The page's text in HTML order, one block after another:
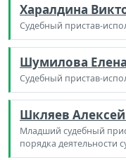
Харалдина
Судебный пристав-
Шумилова
Судебный пристав-
Шкляев
Младший судебный
порядка деятельности